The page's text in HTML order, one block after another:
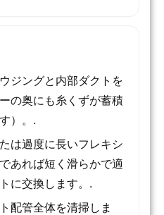
ジングと内部ダクトを
の奥にも糸くずが蓄積
）。.
は過度に長いフレキシ
あれば短く滑らかで適
に交換します。.
配管全体を清掃しま